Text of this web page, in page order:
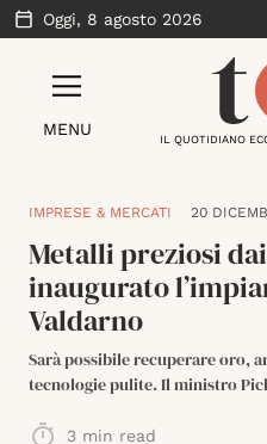
Oggi, 8 agosto 2026
MENU
IL QUOTIDIANO
IMPRESE & MERCATI 20
Metalli preziosi
inaugurato
Valdarno
Sarà possibile recuperare oro,
tecnologie pulite. Il ministro
3 min read